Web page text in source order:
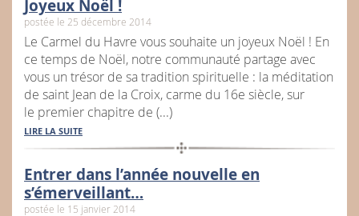
Joyeux Noël !
postée le 25 décembre 2014
Le Carmel du Havre vous souhaite un joyeux Noël ! En
ce temps de Noël, notre communauté partage avec
vous un trésor de sa tradition spirituelle : la méditation
de saint Jean de la Croix, carme du 16e siècle, sur
le premier chapitre de (...)
LIRE LA SUITE
Entrer dans l’année nouvelle en
s’émerveillant…
postée le 15 janvier 2014